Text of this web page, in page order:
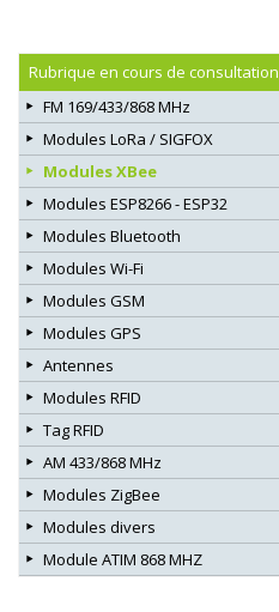
Rubrique en cours de consultation
FM 169/433/868 MHz
Modules LoRa / SIGFOX
Modules XBee
Modules ESP8266 - ESP32
Modules Bluetooth
Modules Wi-Fi
Modules GSM
Modules GPS
Antennes
Modules RFID
Tag RFID
AM 433/868 MHz
Modules ZigBee
Modules divers
Module ATIM 868 MHZ